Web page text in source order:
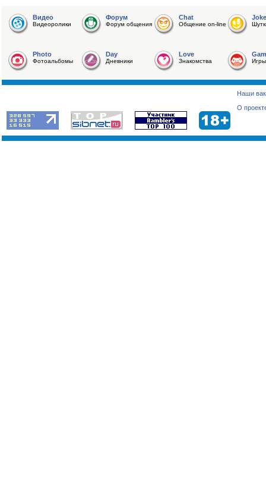
Видео
Видеоролики
Форум
Форум общения
Chat
Общение on-line
Joke
Photo
Фотоальбомы
Day
Дневники
Love
Знакомства Игры
Наши
О